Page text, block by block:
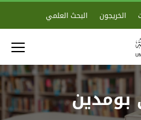
الخريجون البحث العلمي
بومدين